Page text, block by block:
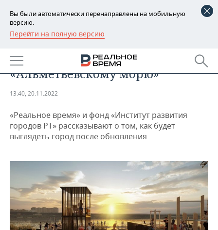
Вы были автоматически перенаправлены на мобильную
версию.
Перейти на полную версию
РЕГИОНЫ
БАШКОРТОСТАН
ТАТАРСТАН
НОВОСТИ
АНАЛИТИКА
ДЕКЛАРАЦИИ О ДОХОДАХ
ВУЗЫ ТАТАРСТАНА
КОМУ ПРИНАДЛЕЖАТ
ТОРГОВЫЕ ЦЕНТРЫ
ТАТАРСТАНА
НОВОСТИ ЭКОНОМИКИ
БЮДЖЕТ
ИНВЕСТИЦИИ
ПРОМЫШЛЕННОСТЬ
АГРОПРОМ
МАШИНОСТРОЕНИЕ
НЕФТЕХИМИЯ
НОВОСТИ НЕДВИЖИМОСТИ
НОВОСТИ АВТО
БИЗНЕС
НОВОСТИ БИЗНЕСА
ТЕХНОЛОГИИ
Как открыть жителям выход к
«Альметьевскому морю»
13:40, 20.11.2022
«Реальное время» и фонд «Институт развития
городов РТ» рассказывают о том, как будет
выглядеть город после обновления